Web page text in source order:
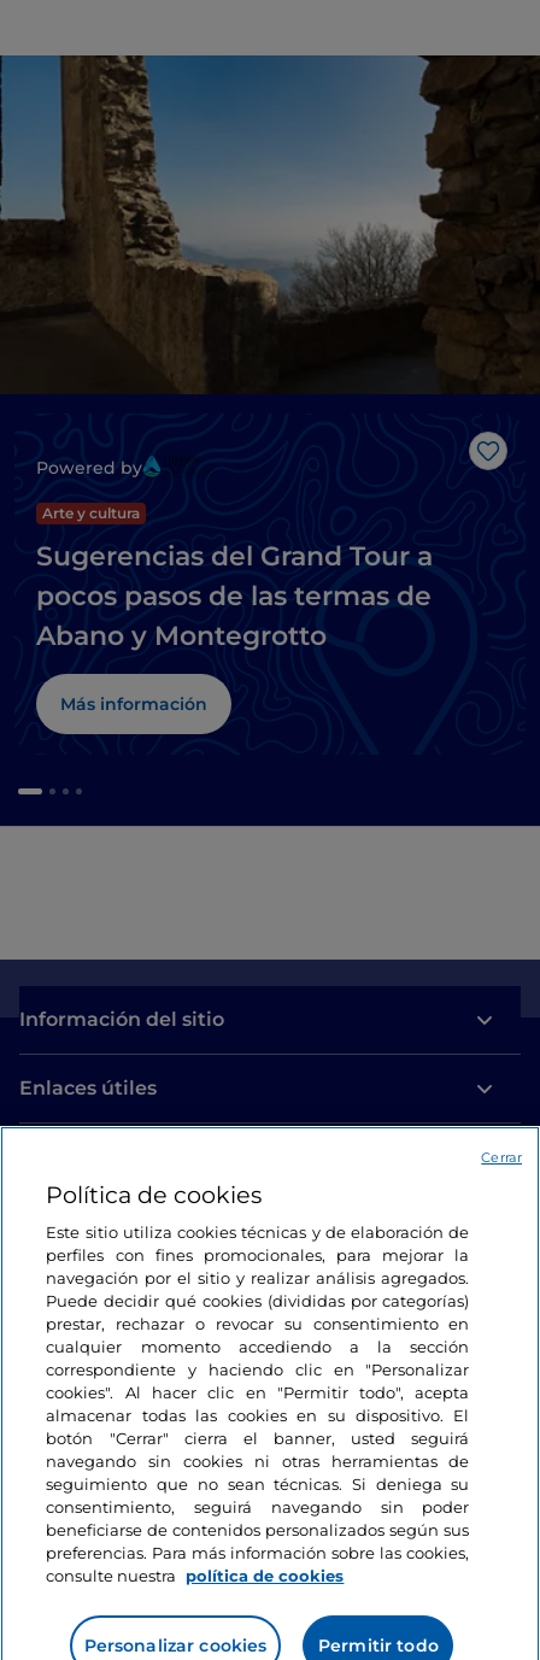
Me
Powered by
Arte y cultura
Sugerencias del Grand Tour a
pocos pasos de las termas de
Abano y Montegrotto
Más información
Información del sitio
Enlaces útiles
Estamos en contacto
Política de cookies
Este sitio utiliza cookies técnicas y de elaboración de
perfiles con fines promocionales, para mejorar la
navegación por el sitio y realizar análisis agregados.
Puede decidir qué cookies (divididas por categorías)
prestar, rechazar o revocar su consentimiento en
cualquier momento accediendo a la sección
correspondiente y haciendo clic en "Personalizar
cookies". Al hacer clic en "Permitir todo", acepta
almacenar todas las cookies en su dispositivo. El
botón "Cerrar" cierra el banner, usted seguirá
navegando sin cookies ni otras herramientas de
seguimiento que no sean técnicas. Si deniega su
consentimiento, seguirá navegando sin poder
beneficiarse de contenidos personalizados según sus
preferencias. Para más información sobre las cookies,
consulte nuestra
política de cookies
Personalizar cookies Permitir todo
Cerrar